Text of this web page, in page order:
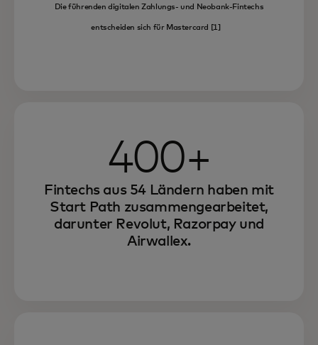
Die führenden digitalen Zahlungs- und Neobank-Fintechs
entscheiden sich für Mastercard [1]
400+
Fintechs aus 54 Ländern haben mit
Start Path zusammengearbeitet,
darunter Revolut, Razorpay und
Airwallex.